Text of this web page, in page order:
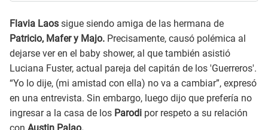
Flavia Laos sigue siendo amiga de las hermana de
Patricio, Mafer y Majo. Precisamente, causó polémica al
dejarse ver en el baby shower, al que también asistió
Luciana Fuster, actual pareja del capitán de los 'Guerreros'.
“Yo lo dije, (mi amistad con ella) no va a cambiar”, expresó
en una entrevista. Sin embargo, luego dijo que prefería no
ingresar a la casa de los Parodi por respeto a su relación